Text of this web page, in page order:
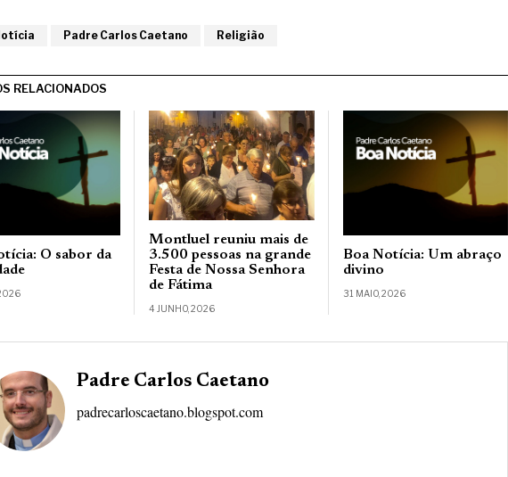
Padre Carlos Caetano Religião
RELACIONADOS
O sabor da
Montluel reuniu mais de
3.500 pessoas na grande
Festa de Nossa Senhora
de Fátima
4 JUNHO, 2026
Boa Notícia: Um abraço
divino
31 MAIO, 2026
Padre Carlos Caetano
padrecarloscaetano.blogspot.com